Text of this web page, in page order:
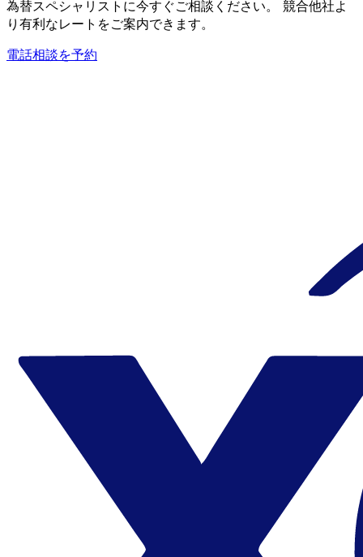
為替スペシャリストに今すぐご相談ください。 競合他社よ
り有利なレートをご案内できます。
電話相談を予約